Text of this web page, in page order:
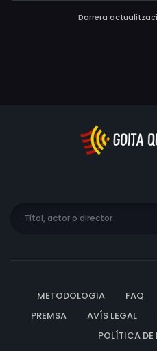
Darrera
METODOLOGIA FAQ
PREMSA
AVÍS LEGAL
POLÍTICA